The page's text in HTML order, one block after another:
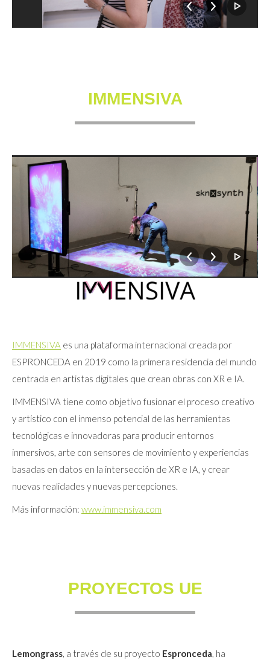
IMMENSIVA
IMMENSIVA es una plataforma internacional creada por
ESPRONCEDA en 2019 como la primera residencia del mundo
centrada en artistas digitales que crean obras con XR e IA.
IMMENSIVA tiene como objetivo fusionar el proceso creativo
y artístico con el inmenso potencial de las herramientas
tecnológicas e innovadoras para producir entornos
inmersivos, arte con sensores de movimiento y experiencias
basadas en datos en la intersección de XR e IA, y crear
nuevas realidades y nuevas percepciones.
Más información: www.immensiva.com
PROYECTOS UE
Lemongrass, a través de su proyecto Espronceda, ha